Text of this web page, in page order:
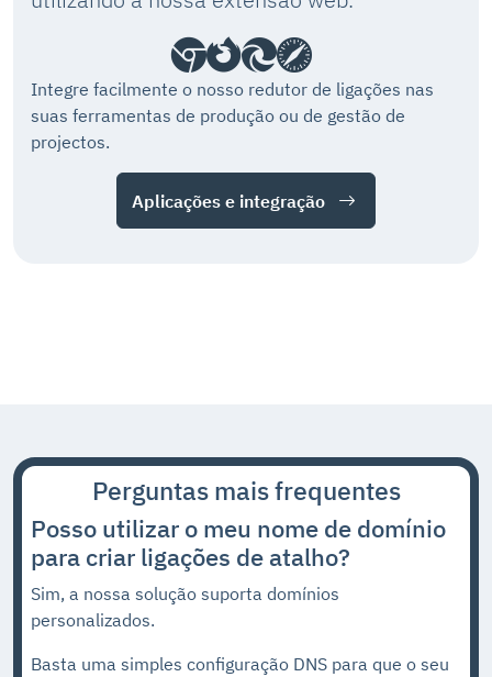
Integre facilmente o nosso redutor de ligações nas
suas ferramentas de produção ou de gestão de
projectos.
Aplicações e integração
Perguntas mais frequentes
Posso utilizar o meu nome de domínio
para criar ligações de atalho?
Sim, a nossa solução suporta domínios
personalizados.
Basta uma simples configuração DNS para que o seu